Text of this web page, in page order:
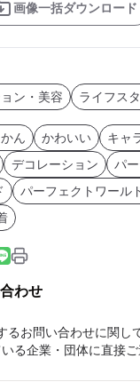
画像一括ダウンロード
ン・美容 ライフス
ん かわいい
キャ
デコレーション
パ
パーフェクトワール
わせ
るお問い合わせに関し
る企業・団体に直接ご